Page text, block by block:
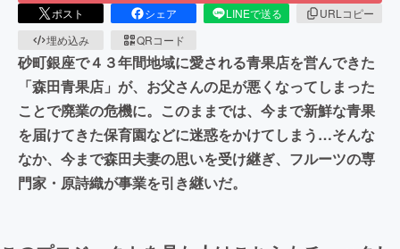
ポスト シェア LINEで送る
URLコピー
埋め込み
QRコード
砂町銀座で４３年間地域に愛される青果店を営んできた
「森田青果店」が、お父さんの足が悪くなってしまった
ことで廃業の危機に。このままでは、今まで新鮮な青果
を届けてきた保育園などに迷惑をかけてしまう…そんな
なか、今まで森田夫妻の思いを受け継ぎ、フルーツの専
門家・原詩織が事業を引き継いだ。